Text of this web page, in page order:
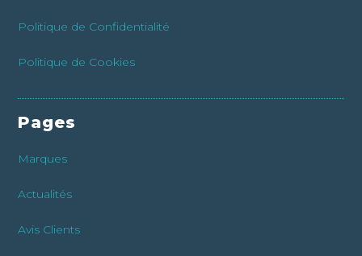
Politique de Confidentialité
Politique de Cookies
Pages
Marques
Actualités
Avis Clients